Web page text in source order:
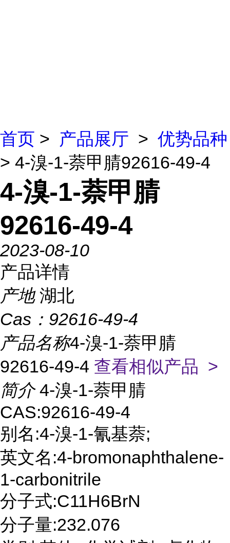
首页 > 产品展厅 > 优势品种
> 4-溴-1-萘甲腈92616-49-4
4-溴-1-萘甲腈
92616-49-4
2023-08-10
产品详情
产地 湖北
Cas： 92616-49-4
产品名称4-溴-1-萘甲腈
92616-49-4 查看相似产品 >
简介 4-溴-1-萘甲腈
CAS:92616-49-4
别名:4-溴-1-氰基萘;
英文名:4-bromonaphthalene-
1-carbonitrile
分子式:C11H6BrN
分子量:232.076